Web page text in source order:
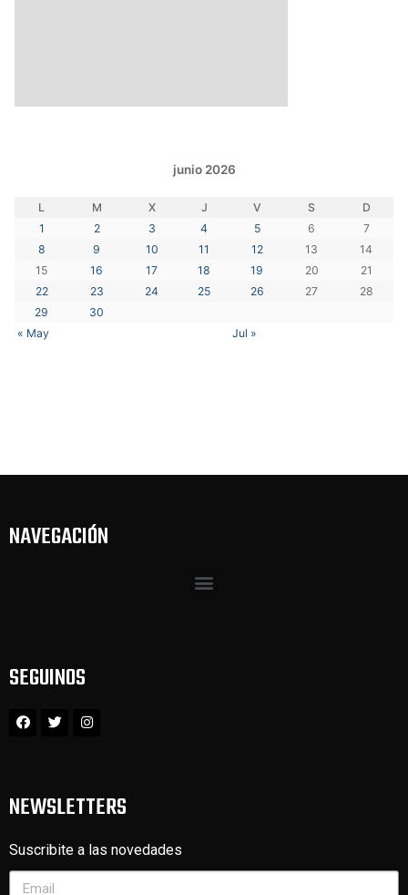
junio 2026
L M X J V S D
« May Jul »
1 2 3 4 5 6
7
8
9 10 11 12 13
14
15
16 17 18 19 20
21
22
23 24 25 26 27
28
29
30
NAVEGACIÓN
SEGUINOS
NEWSLETTERS
Suscribite a las novedades